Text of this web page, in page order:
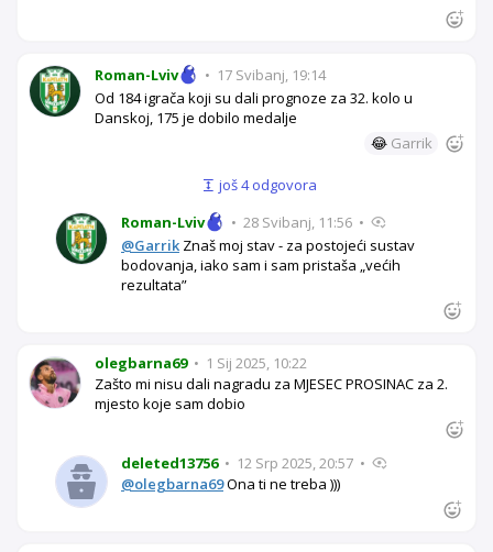
Roman-Lviv • 17 Svibanj, 19:14
Od 184 igrača koji su dali prognoze za 32. kolo u
Danskoj, 175 je dobilo medalje
😂 Garrik
još 4 odgovora
Roman-Lviv
• 28 Svibanj, 11:56 •
@Garrik Znaš moj stav - za postojeći sustav
bodovanja, iako sam i sam pristaša „većih
rezultata”
olegbarna69 • 1 Sij 2025, 10:22
Zašto mi nisu dali nagradu za MJESEC PROSINAC za 2.
mjesto koje sam dobio
deleted13756 • 12 Srp 2025, 20:57 •
@olegbarna69Ona ti ne treba )))